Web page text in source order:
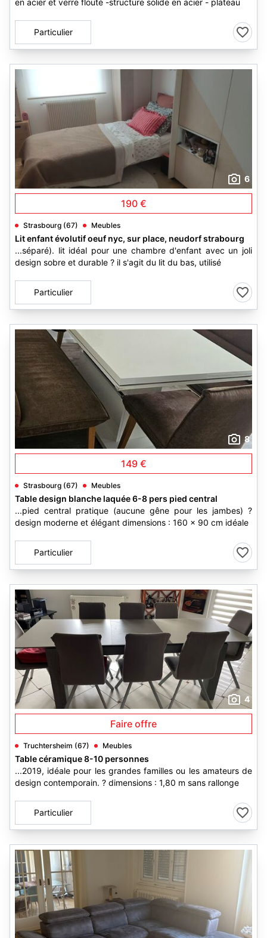
en acier et verre flouté -structure solide en acier - plateau
Particulier
6
190 €
Strasbourg (67) Meubles
Lit enfant évolutif oeuf nyc, sur place, neudorf strabourg
...séparé). lit idéal pour une chambre d'enfant avec un joli
design sobre et durable ? il s'agit du lit du bas, utilisé
Particulier
8
149 €
Strasbourg (67) Meubles
Table design blanche laquée 6-8 pers pied central
...pied central pratique (aucune gêne pour les jambes) ?
design moderne et élégant dimensions : 160 x 90 cm idéale
Particulier
4
Faire offre
Truchtersheim (67) Meubles
Table céramique 8-10 personnes
...2019, idéale pour les grandes familles ou les amateurs de
design contemporain. ? dimensions : 1,80 m sans rallonge
Particulier